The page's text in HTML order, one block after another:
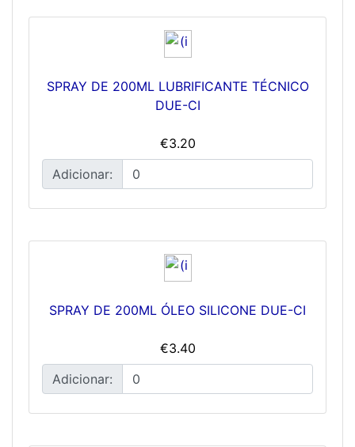
SPRAY DE 200ML LUBRIFICANTE TÉCNICO
DUE-CI
€3.20
Adicionar:
SPRAY DE 200ML ÓLEO SILICONE DUE-CI
€3.40
Adicionar: